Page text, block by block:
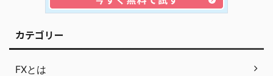
カテゴリー
FXとは